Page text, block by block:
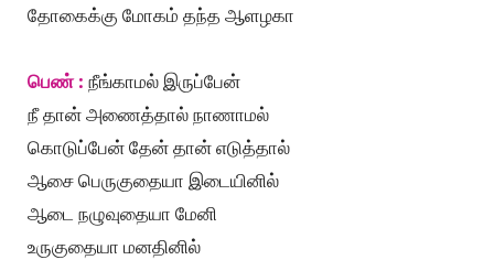
தோகைக்கு மோகம் தந்த ஆளழகா
பெண் : நீங்காமல் இருப்பேன்
நீ தான் அணைத்தால் நாணாமல்
கொடுப்பேன் தேன் தான் எடுத்தால்
ஆசை பெருகுதையா இடையினில்
ஆடை நழுவுதையா மேனி
உருகுதையா மனதினில்